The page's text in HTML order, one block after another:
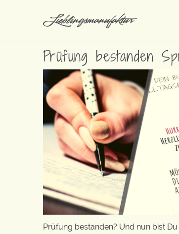
Prüfung bestanden
Prüfung bestanden? Und nun bist